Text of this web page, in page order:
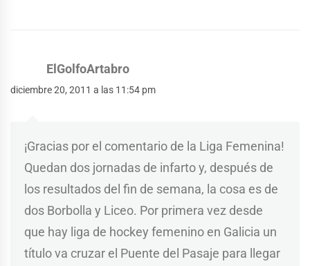
ElGolfoArtabro
diciembre 20, 2011 a las 11:54 pm
¡Gracias por el comentario de la Liga Femenina!
Quedan dos jornadas de infarto y, después de
los resultados del fin de semana, la cosa es de
dos Borbolla y Liceo. Por primera vez desde
que hay liga de hockey femenino en Galicia un
título va cruzar el Puente del Pasaje para llegar